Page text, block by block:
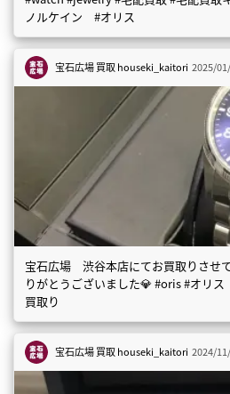
ノルケイン #オリス
宝石広場 買取houseki_kaitori 2025/
宝石広場 渋谷本店にてお買取りさせ
りがとうございました💎 #oris #オリ
買取り
宝石広場 買取houseki_kaitori 2024/